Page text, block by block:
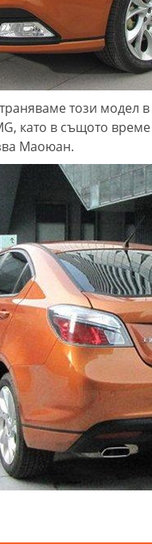
този модел
като в същото
Маоюан.